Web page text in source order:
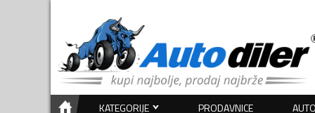
KATEGORIJE PRODAVNICE